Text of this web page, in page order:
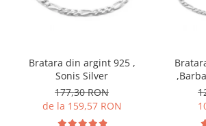
Bratara din argint 925 ,
Sonis Silver
177,30 RON
de la 159,57 RON